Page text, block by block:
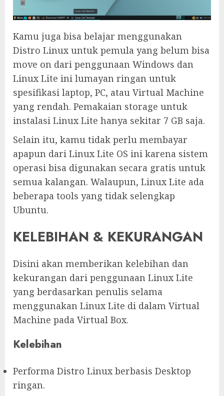
Kamu juga bisa belajar menggunakan
Distro Linux untuk pemula yang belum bisa
move on dari penggunaan Windows dan
Linux Lite ini lumayan ringan untuk
spesifikasi laptop, PC, atau Virtual Machine
yang rendah. Pemakaian storage untuk
instalasi Linux Lite hanya sekitar 7 GB saja.
Selain itu, kamu tidak perlu membayar
apapun dari Linux Lite OS ini karena sistem
operasi bisa digunakan secara gratis untuk
semua kalangan. Walaupun, Linux Lite ada
beberapa tools yang tidak selengkap
Ubuntu.
KELEBIHAN & KEKURANGAN
Disini akan memberikan kelebihan dan
kekurangan dari penggunaan Linux Lite
yang berdasarkan penulis selama
menggunakan Linux Lite di dalam Virtual
Machine pada Virtual Box.
Kelebihan
Performa Distro Linux berbasis Desktop
ringan.